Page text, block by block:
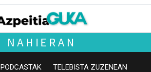
NAHIERAN
PODCASTAK TELEBISTA ZUZENEAN